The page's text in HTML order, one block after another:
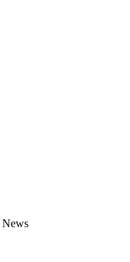
News